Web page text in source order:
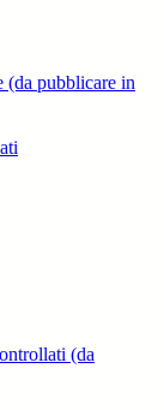
(da pubblicare in
(da